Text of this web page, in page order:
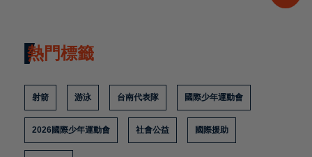
熱門標籤
射箭 游泳 台南代表隊 國際少年運動會
2026國際少年運動會 社會公益 國際援助